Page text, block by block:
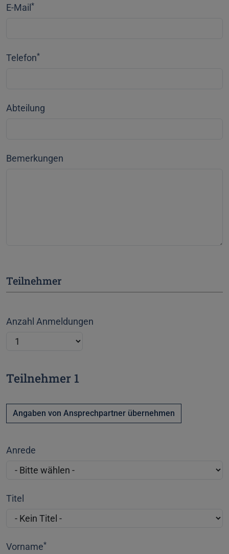
E-Mail *
Telefon*
Abteilung
Bemerkungen
Teilnehmer
Anzahl Anmeldungen
Teilnehmer 1
Angaben von Ansprechpartner übernehmen
Anrede
Titel
Vorname*